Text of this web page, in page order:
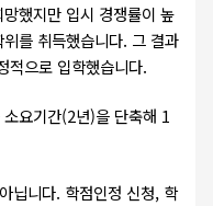
했지만 입시 경쟁률이 높
를 취득했습니다. 그 결과
적으로 입학했습니다.
요기간(2년)을 단축해 1
닙니다. 학점인정 신청, 학